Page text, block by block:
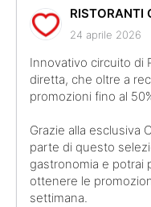
RISTORANTI
24 aprile 2026
Innovativo circuito di
diretta, che oltre a
promozioni fino al
Grazie alla esclusiva
parte di questo
gastronomia e potrai
ottenere le
settimana.